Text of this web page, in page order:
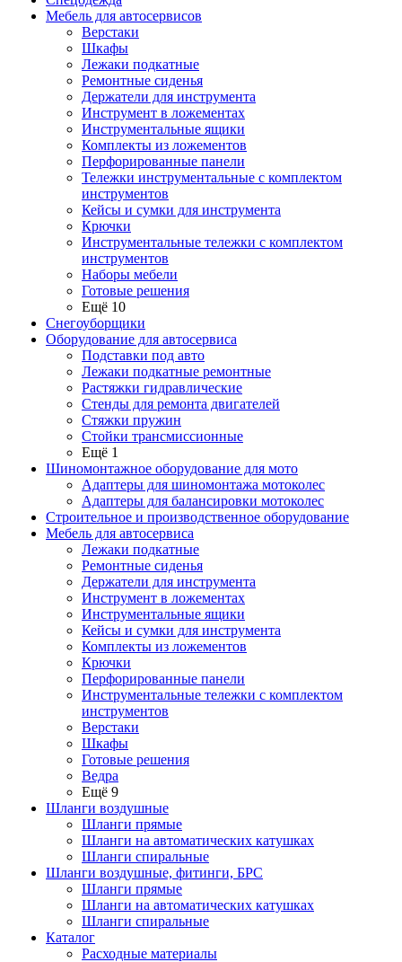
Мебель для автосервисов
Верстаки
Шкафы
Лежаки подкатные
Ремонтные сиденья
Держатели для инструмента
Инструмент в ложементах
Инструментальные ящики
Комплекты из ложементов
Перфорированные панели
Тележки инструментальные с комплектом
инструментов
Кейсы и сумки для инструмента
Крючки
Инструментальные тележки с комплектом
инструментов
Наборы мебели
Готовые решения
Ещё 10
Снегоуборщики
Оборудование для автосервиса
Подставки под авто
Лежаки подкатные ремонтные
Растяжки гидравлические
Стенды для ремонта двигателей
Стяжки пружин
Стойки трансмиссионные
Ещё 1
Шиномонтажное оборудование для мото
Адаптеры для шиномонтажа мотоколес
Адаптеры для балансировки мотоколес
Строительное и производственное оборудование
Мебель для автосервиса
Лежаки подкатные
Ремонтные сиденья
Держатели для инструмента
Инструмент в ложементах
Инструментальные ящики
Кейсы и сумки для инструмента
Комплекты из ложементов
Крючки
Перфорированные панели
Инструментальные тележки с комплектом
инструментов
Верстаки
Шкафы
Готовые решения
Ведра
Ещё 9
Шланги воздушные
Шланги прямые
Шланги на автоматических катушках
Шланги спиральные
Шланги воздушные, фитинги, БРС
Шланги прямые
Шланги на автоматических катушках
Шланги спиральные
Каталог
Расходные материалы